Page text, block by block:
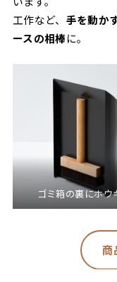
工作など、 手を動か
ースの相棒に。
ゴミ箱の裏にホウ
商